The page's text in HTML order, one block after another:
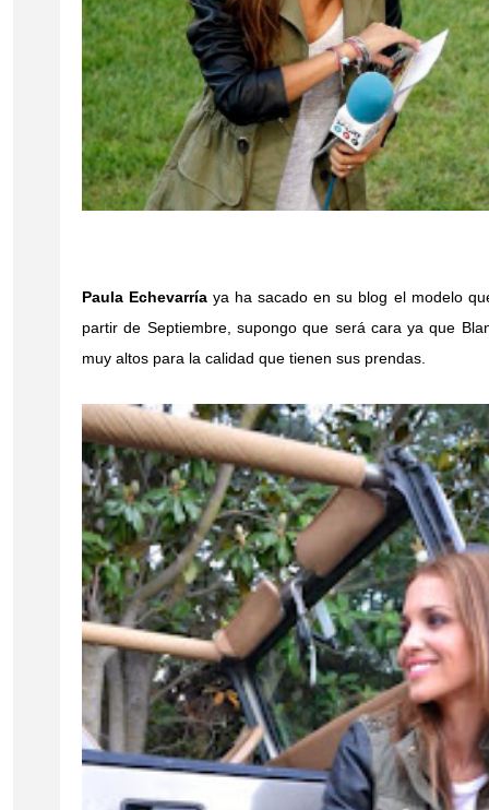
Paula Echevarría ya ha sacado en su blog el modelo
partir de Septiembre, supongo que será cara ya que
muy altos para la calidad que tienen sus prendas.